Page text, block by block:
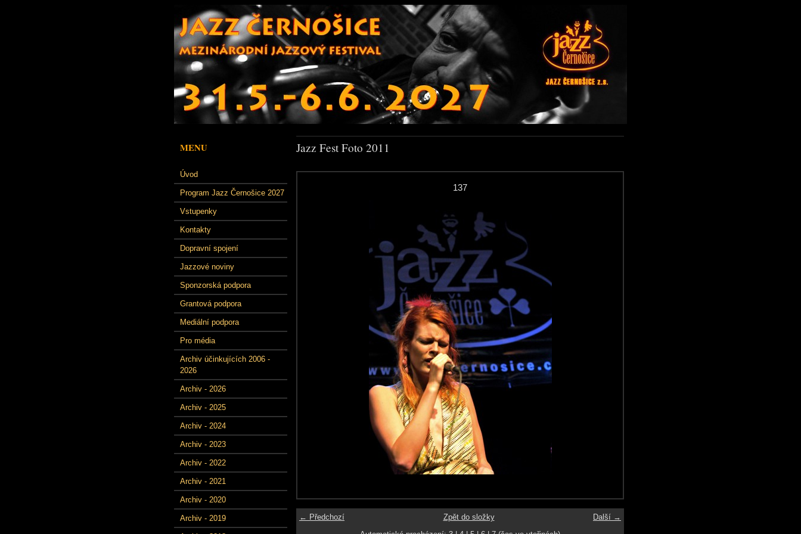
MENU
Úvod
Program Jazz Černošice 2027
Vstupenky
Kontakty
Dopravní spojení
Jazzové noviny
Sponzorská podpora
Grantová podpora
Mediální podpora
Pro média
Archiv účinkujících 2006 -
2026
Archiv - 2026
Archiv - 2025
Archiv - 2024
Archiv - 2023
Archiv - 2022
Archiv - 2021
Archiv - 2020
Archiv - 2019
Jazz Fest Foto 2011
137
← Předchozí Další →
Zpět do složky